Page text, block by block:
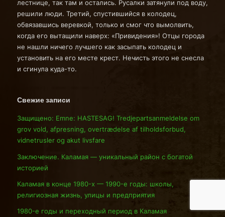
лестнице, так там и остались. Русалки затянули под воду,
решили люди. Третий, спустившийся в колодец,
обвязавшись веревкой, только и смог что вымолвить,
когда его вытащили наверх: «Привидения»! Отцы города
не нашли ничего лучшего как засыпать колодец и
установить на его месте крест. Нечисть этого не снесла
и сгинула куда-то.
Свежие записи
Защищено: Emne: HASTESAG! Tredjepartsanmeldelse om
grov vold, afpresning, overtrædelse af tilholdsforbud,
vidnetrusler og akut livsfare
Заключение. Каламая — уникальный район с богатой
историей
Каламая в конце 1980-х — 1990-е годы: школы,
религиозная жизнь, улицы и предприятия
1980-е годы и переходный период в Каламая